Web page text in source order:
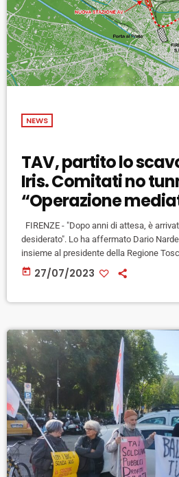
NEWS
TAV, partito lo
Iris. Comitati no
“Operazione
FIRENZE - "Dopo anni di attesa, è
desiderato". Lo ha affermato Dario
insieme al presidente della Regione
effettuato oggi un sopralluogo al
zona di Campo di Marte, dove la fresa
today 27/07/2023